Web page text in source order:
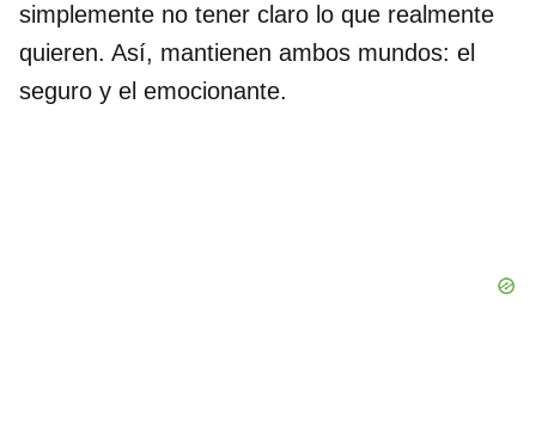
simplemente no tener claro lo que realmente
quieren. Así, mantienen ambos mundos: el
seguro y el emocionante.